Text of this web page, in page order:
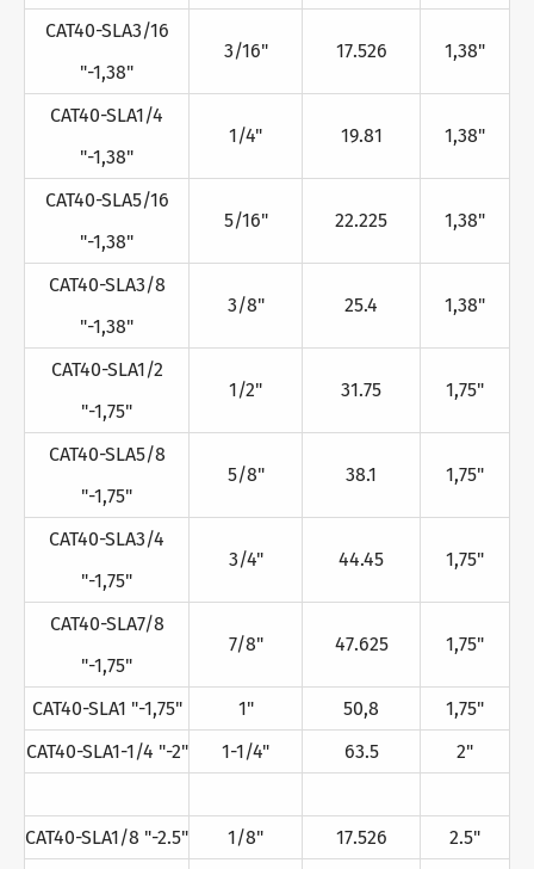
CAT40-SLA3/16
"-1,38"
3/16" 17.526 1,38"
CAT40-SLA1/4
"-1,38"
1/4" 19.81 1,38"
CAT40-SLA5/16
"-1,38"
5/16" 22.225 1,38"
CAT40-SLA3/8
"-1,38"
3/8" 25.4 1,38"
CAT40-SLA1/2
"-1,75"
1/2" 31.75 1,75"
CAT40-SLA5/8
"-1,75"
5/8" 38.1 1,75"
CAT40-SLA3/4
"-1,75"
3/4" 44.45 1,75"
CAT40-SLA7/8
"-1,75"
7/8" 47.625 1,75"
CAT40-SLA1 "-1,75" 1" 50,8
1,75"
CAT40-SLA1-1/4 "-2"
1-1/4" 63.5 2"
CAT40-SLA1/8 "-2.5" 1/8" 17.526
2.5"